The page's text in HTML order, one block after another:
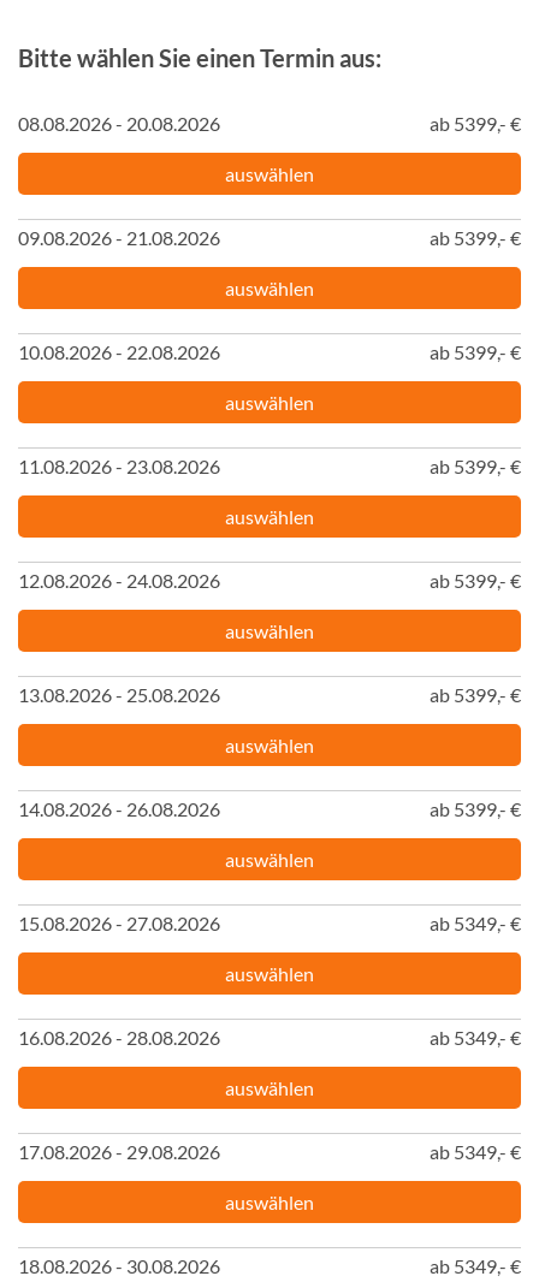
Bitte wählen Sie einen Termin aus:
08.08.2026 - 20.08.2026 ab 5399,- €
auswählen
09.08.2026 - 21.08.2026 ab 5399,- €
auswählen
10.08.2026 - 22.08.2026 ab 5399,- €
auswählen
11.08.2026 - 23.08.2026 ab 5399,- €
auswählen
12.08.2026 - 24.08.2026 ab 5399,- €
auswählen
13.08.2026 - 25.08.2026 ab 5399,- €
auswählen
14.08.2026 - 26.08.2026 ab 5399,- €
auswählen
15.08.2026 - 27.08.2026 ab 5349,- €
auswählen
16.08.2026 - 28.08.2026 ab 5349,- €
auswählen
17.08.2026 - 29.08.2026 ab 5349,- €
auswählen
18.08.2026 - 30.08.2026 ab 5349,- €